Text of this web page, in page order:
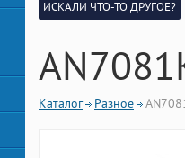
ИСКАЛИ ЧТО-ТО ДРУГОЕ?
Каталог Разное